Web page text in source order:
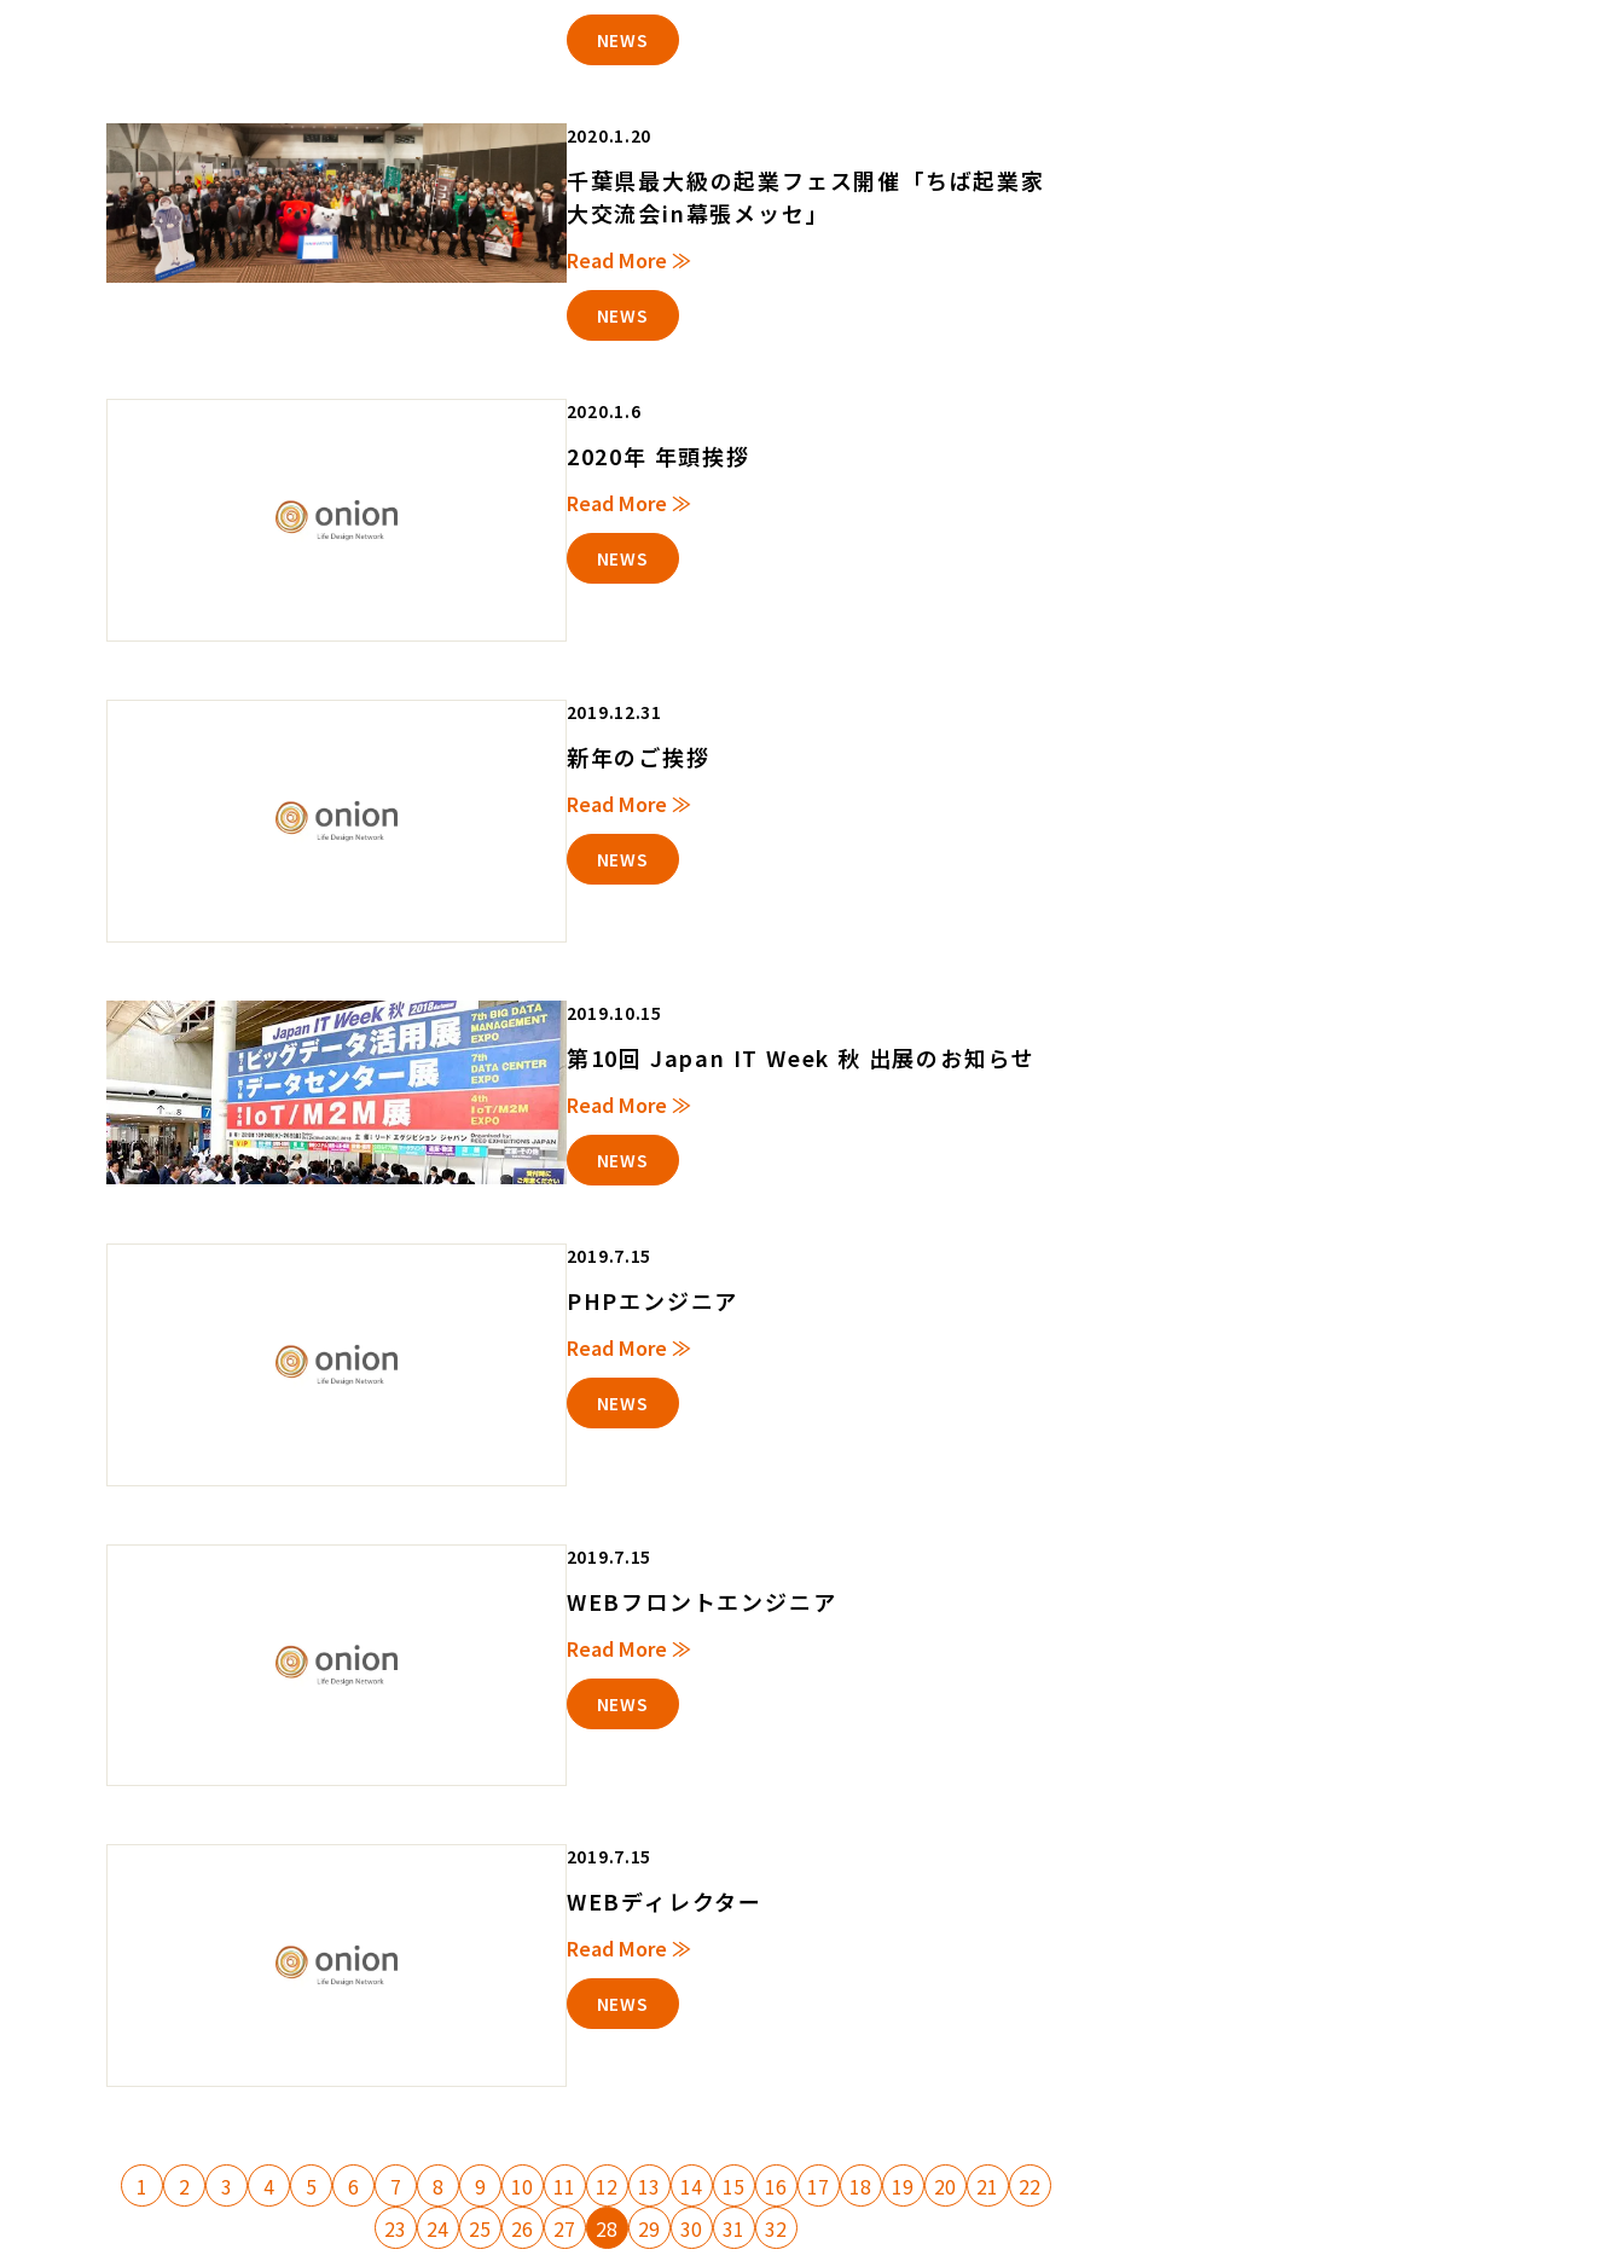
NEWS
2020.1.20
千葉県最大級の起業フェス開催「ちば起業家
大交流会in幕張メッセ」
Read More ≫
NEWS
2020.1.6
2020年 年頭挨拶
Read More ≫
NEWS
2019.12.31
新年のご挨拶
Read More ≫
NEWS
2019.10.15
第10回 Japan IT Week 秋 出展のお知らせ
Read More ≫
NEWS
2019.7.15
PHPエンジニア
Read More ≫
NEWS
2019.7.15
WEBフロントエンジニア
Read More ≫
NEWS
2019.7.15
WEBディレクター
Read More ≫
NEWS
1 2 3 4 5 6 7 8 9 10 11 12 13 14 15 16 17 18 19 20 21
22
23
24 25 26 27 28 29 30 31 32